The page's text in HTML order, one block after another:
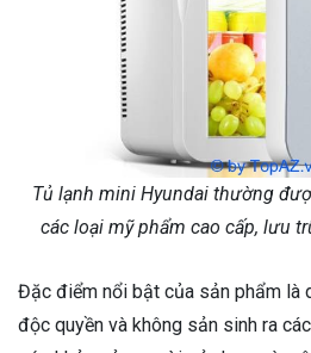
Tủ lạnh mini Hyundai thường
các loại mỹ phẩm cao cấp, lưu
Đặc điểm nổi bật của sản phẩm là
độc quyền và không sản sinh ra